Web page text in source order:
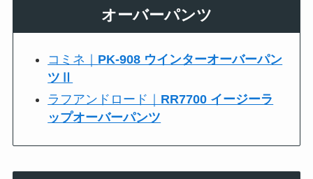
オーバーパンツ
コミネ｜ PK-908 ウインターオーバーパン
ツⅡ
ラフアンドロード｜ RR7700 イージーラ
ップオーバーパンツ